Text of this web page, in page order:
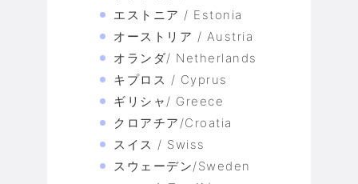
エストニア / Estonia
オーストリア / Austria
オランダ/ Netherlands
キプロス / Cyprus
ギリシャ/ Greece
クロアチア/Croatia
スイス / Swiss
スウェーデン/Sweden